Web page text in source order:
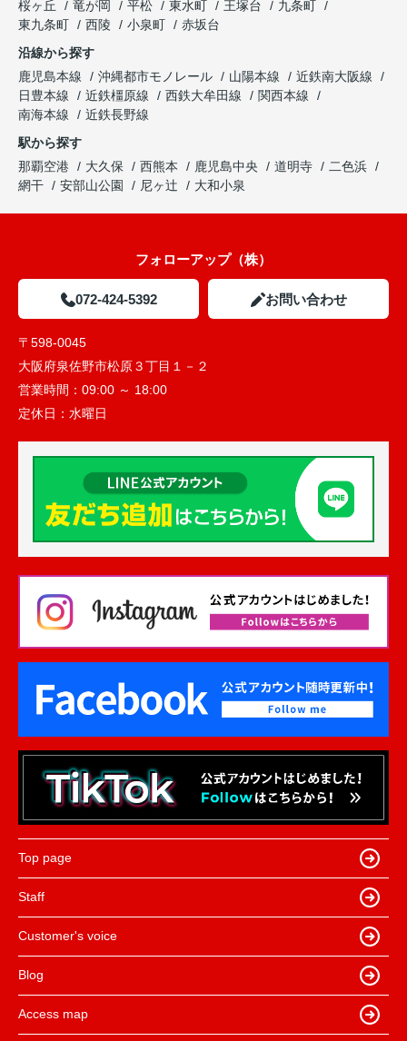
桜ヶ丘
竜が岡 平松 東水町 王塚台
九条町
東九条町
西陵 小泉町
赤坂台
沿線から探す
鹿児島本線
沖縄都市モノレール 山陽本線
近鉄南大阪線
日豊本線
近鉄橿原線 西鉄大牟田線
関西本線
南海本線
近鉄長野線
駅から探す
那覇空港
大久保 西熊本 鹿児島中央 道明寺
二色浜
網干
安部山公園 尼ヶ辻 大和小泉
フォローアップ（株）
072-424-5392 お問い合わせ
〒598-0045
大阪府泉佐野市松原３丁目１－２
営業時間： 09:00 ～ 18:00
定休日： 水曜日
Top page
Staff
Customer's voice
Blog
Access map